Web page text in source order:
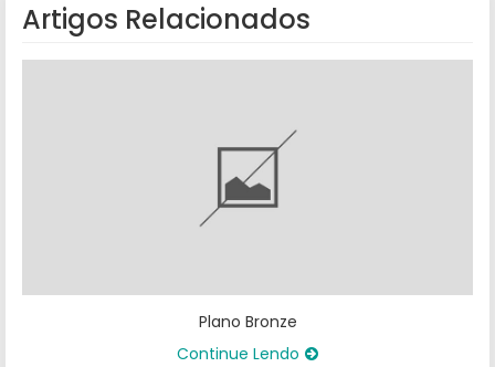
Artigos Relacionados
Plano Bronze
Continue Lendo